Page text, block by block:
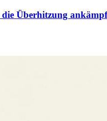
Überhitzung